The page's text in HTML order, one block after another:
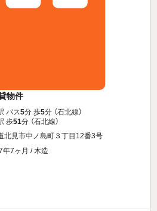
物件
バス5分 歩5分 （石北線）
歩51分 （石北線）
北見市中ノ島町３丁目12番3号
年7ヶ月 / 木造